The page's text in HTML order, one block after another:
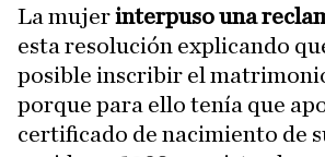
La mujerinterpuso una
esta resolución explicando
posible inscribir el
porque para ello tenía que
certificado de nacimiento de